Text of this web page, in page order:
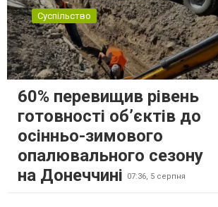
Суспільство
60% перевищив рівень
готовності об’єктів до
осінньо-зимового
опалювального сезону
на Донеччині
07:36, 5 серпня